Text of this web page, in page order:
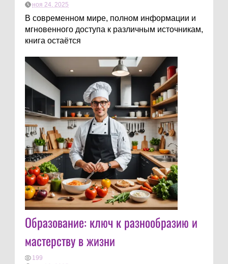
ноя 24, 2025
В современном мире, полном информации и
мгновенного доступа к различным источникам,
книга остаётся
Образование: ключ к разнообразию и
мастерству в жизни
199